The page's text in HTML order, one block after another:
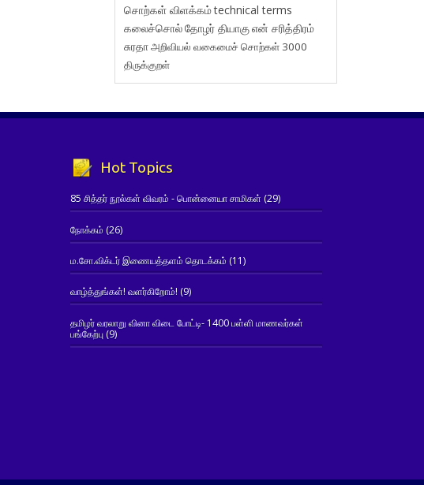
சொற்கள் விளக்கம்technical terms
கலைச்சொல்தோழர் தியாகுஎன் சரித்திரம்
சுரதாஅறிவியல் வகைமைச் சொற்கள் 3000
திருக்குறள்
Hot Topics
85 சித்தர் நூல்கள் விவரம் - பொன்னையா சாமிகள் (29)
நோக்கம் (26)
ம.சோ.விக்டர் இணையத்தளம் தொடக்கம் (11)
வாழ்த்துங்கள்! வளர்கிறோம்! (9)
தமிழர் வரலாறு வினா விடை போட்டி- 1400 பள்ளி மாணவர்கள்
பங்கேற்பு(9)